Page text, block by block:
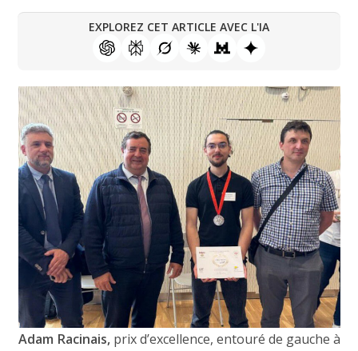
EXPLOREZ CET ARTICLE AVEC L'IA
Adam Racinais,prix d’excellence, entouré de gauche à